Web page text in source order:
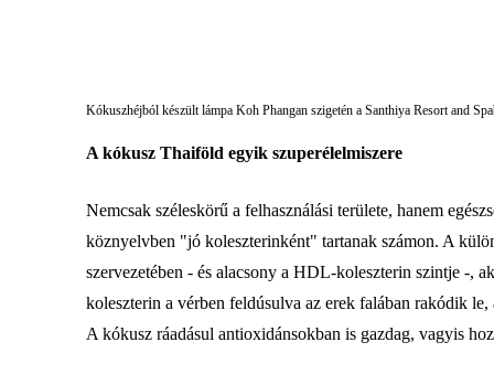
Kókuszhéjból készült lámpa Koh Phangan szigetén a Santhiya Resort and
A kókusz Thaiföld egyik szuperélelmiszere
Nemcsak széleskörű a felhasználási területe, hanem
köznyelvben "jó koleszterinként" tartanak számon. A
szervezetében - és alacsony a HDL-koleszterin szintje -,
koleszterin a vérben feldúsulva az erek falában rakódik
A kókusz ráadásul antioxidánsokban is gazdag, vagyis